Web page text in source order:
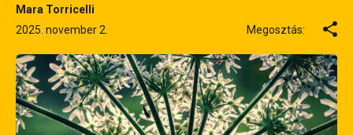
Mara Torricelli
2025. november 2.
Megosztás: